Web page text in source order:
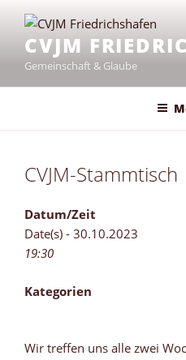
Inhalt
springenCVJM
Gemeinschaft & Glaube
CVJM-Stammtisch
Datum/Zeit
Date(s) - 30.10.2023
19:30
Kategorien
Wir treffen uns alle zwei